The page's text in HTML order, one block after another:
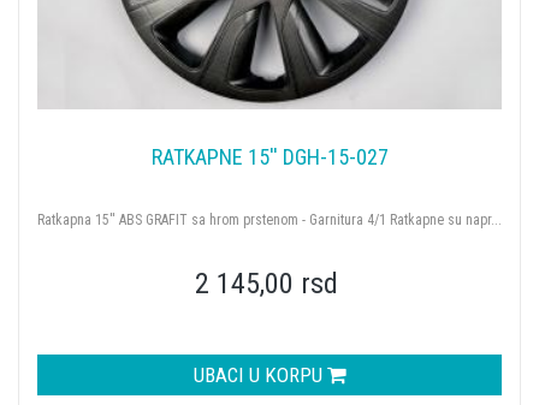
RATKAPNE 15'' DGH-15-027
Ratkapna 15'' ABS GRAFIT sa hrom prstenom - Garnitura 4/1 Ratkapne su napr...
2 145,00 rsd
UBACI U KORPU